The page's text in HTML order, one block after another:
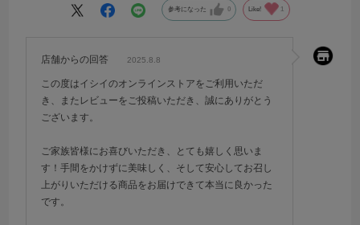
参考になった 0 Like! 1
店舗からの回答 2025.8.8
この度はイシイのオンラインストアをご利用いただ
き、またレビューをご投稿いただき、誠にありがとう
ございます。
ご家族皆様にお喜びいただき、とても嬉しく思いま
す！手間をかけずに美味しく、そして安心してお召し
上がりいただける商品をお届けできて本当に良かった
です。